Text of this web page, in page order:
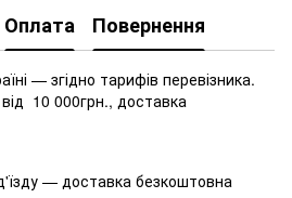
Оплата Повернення
— згідно тарифів перевізника.
10 000грн., доставка
— доставка безкоштовна